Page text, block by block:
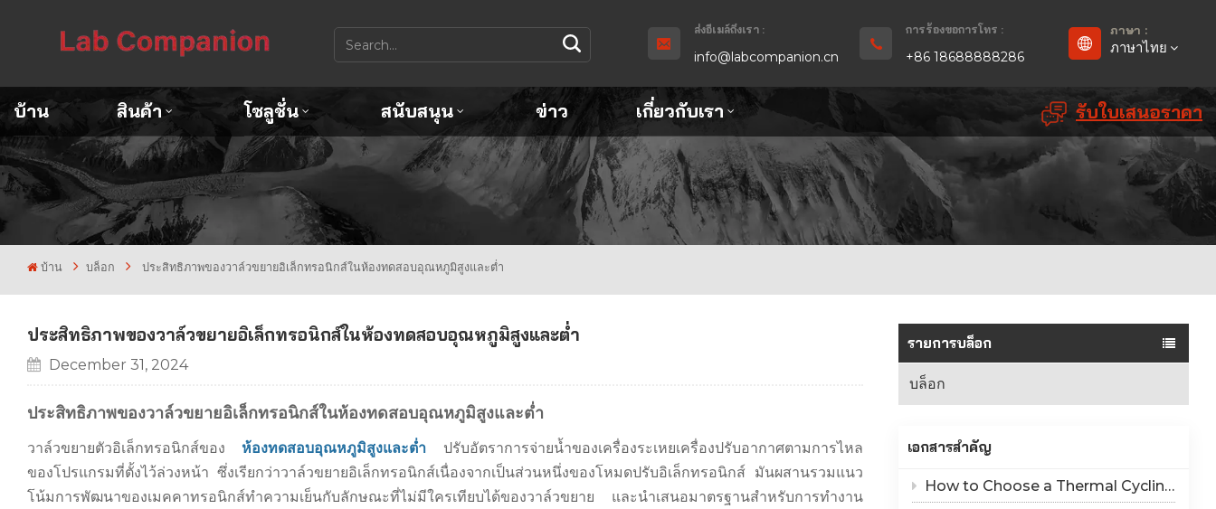
ส่งอีเมล์ถึงเรา :
info@labcompanion.cn
การร้องขอการโทร :
+86 18688888286
ภาษา :
ภาษาไทย
Español
บ้าน สินค้า โซลูชั่น สนับสนุน ข่าว เกี่ยวกับเรา รับใบเสนอราคา
บ้าน บล็อก ประสิทธิภาพของวาล์วขยายอิเล็กทรอนิกส์ในห้องทดสอบอุณหภูมิสูงและต่ำ
รายการบล็อก
บล็อก
เอกสารสำคัญ
How to Choose a Thermal Cycling Chamber? Lab Companion TC Series Rapid Temperature Change Chamber Selection Guide
ประสิทธิภาพของวาล์วขยายอิเล็กทรอนิกส์ในห้องทดสอบอุณหภูมิสูงและต่ำ
December 31, 2024
ประสิทธิภาพของวาล์วขยายอิเล็กทรอนิกส์ในห้องทดสอบอุณหภูมิสูงและต่ำ
วาล์วขยายตัวอิเล็กทรอนิกส์ของ ห้องทดสอบอุณหภูมิสูงและต่ำ ปรับอัตราการจ่ายน้ำของเครื่องระเหยเครื่องปรับอากาศตามการไหล
ของโปรแกรมที่ตั้งไว้ล่วงหน้า ซึ่งเรียกว่าวาล์วขยายอิเล็กทรอนิกส์เนื่องจากเป็นส่วนหนึ่งของโหมดปรับอิเล็กทรอนิกส์ มันผสานรวมแนว
โน้มการพัฒนาของเมคคาทรอนิกส์ทำความเย็นกับลักษณะที่ไม่มีใครเทียบได้ของวาล์วขยาย และนำเสนอมาตรฐานสำหรับการทำงาน